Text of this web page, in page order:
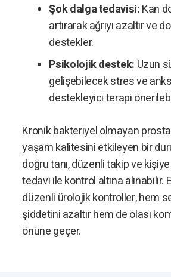
Şok dalga tedavisi:Kan
artırarak ağrıyı azaltır ve
destekler.
Psikolojik destek: Uzun
gelişebilecek stres ve
destekleyici terapi
Kronik bakteriyel olmayan
yaşam kalitesini etkileyen bir
doğru tanı, düzenli takip ve
tedavi ile kontrol altına alınabilir.
düzenli ürolojik kontroller, hem
şiddetini azaltır hem de olası
önüne geçer.